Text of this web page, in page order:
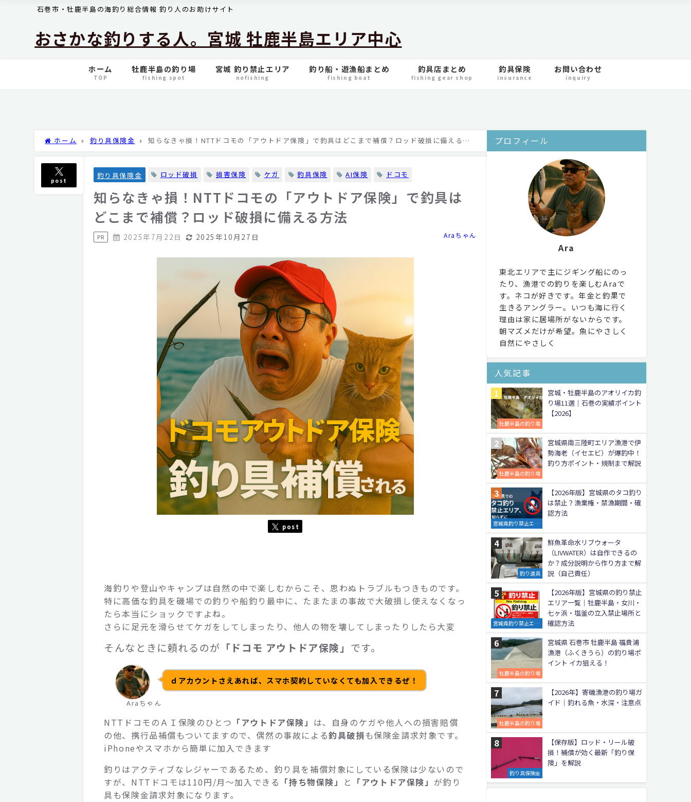
石巻市・牡鹿半島の海釣り総合情報 釣り人のお助けサイト
おさかな釣りする人。宮城 牡鹿半島エリア中心
ホーム
TOP
牡鹿半島の釣り場
fishing spot
宮城 釣り禁止エリア
nofishing
釣り船・遊漁船まとめ
fishing boat
釣具店まとめ
fishing gear shop
釣具保険
insurance
お問い合わせ
inquiry
ホーム 釣り具保険金
知らなきゃ損！NTTドコモの「アウトドア保険」で釣具はどこまで補償？ロッド破損に備える方
post
釣り具保険金 ロッド破損 損害保険 ケガ 釣具保険 AI保険 ドコモ
知らなきゃ損！NTTドコモの「アウトドア保険」で釣具は
どこまで補償？ロッド破損に備える方法
PR 2025年7月22日 2025年10月27日 Araちゃん
post
海釣りや登山やキャンプは自然の中で楽しむからこそ、思わぬトラブルもつきものです。
特に高価な釣具を磯場での釣りや船釣り最中に、たまたまの事故で大破損し使えなくなっ
たら本当にショックですよね。
さらに足元を滑らせてケガをしてしまったり、他人の物を壊してしまったりしたら大変
そんなときに頼れるのが 「ドコモ アウトドア保険」 です。
Araちゃん
ｄアカウントさえあれば、スマホ契約していなくても加入できるぜ！
NTTドコモのＡＩ保険のひとつ 「アウトドア保険」 は、自身のケガや他人への損害賠償
の他、携行品補償もついてますので、偶然の事故による釣具破損も保険金請求対象です。
iPhoneやスマホから簡単に加入できます
釣りはアクティブなレジャーであるため、釣り具を補償対象にしている保険は少ないので
すが、NTTドコモは110円/月～加入できる 「持ち物保険」 と 「アウトドア保険」 が釣り
具も保険金請求対象になります。
プロフィール
Ara
東北エリアで主にジギング船にのっ
たり、漁港での釣りを楽しむAraで
す。ネコが好きです。年金と釣果で
生きるアングラー。いつも海に行く
理由は家に居場所がないからです。
朝マズメだけが希望。魚にやさしく
自然にやさしく
人気記事
牡鹿半島の釣り場
宮城・牡鹿半島のアオリイカ釣
り場11選｜石巻の実績ポイント
【2026】
牡鹿半島の釣り場
宮城県南三陸町エリア漁港で伊
勢海老（イセエビ）が爆釣中！
釣り方ポイント・規制まで解説
宮城県釣り禁止エリ
ア
【2026年版】宮城県のタコ釣り
は禁止？漁業権・禁漁期間・確
認方法
釣り道具
鮮魚革命水リブウォータ
（LIVWATER）は自作できるの
か？成分説明から作り方まで解
説（自己責任）
宮城県釣り禁止エリ
ア
【2026年版】宮城県の釣り禁止
エリア一覧｜牡鹿半島・女川・
七ヶ浜・塩釜の立入禁止場所と
確認方法
牡鹿半島の釣り場
宮城県 石巻市 牡鹿半島 福貴浦
漁港（ふくきうら）の釣り場ポ
イント イカ狙える！
牡鹿半島の釣り場
【2026年】寄磯漁港の釣り場ガ
イド｜釣れる魚・水深・注意点
釣り具保険金
【保存版】ロッド・リール破
損！補償が効く最新「釣り保
険」を解説